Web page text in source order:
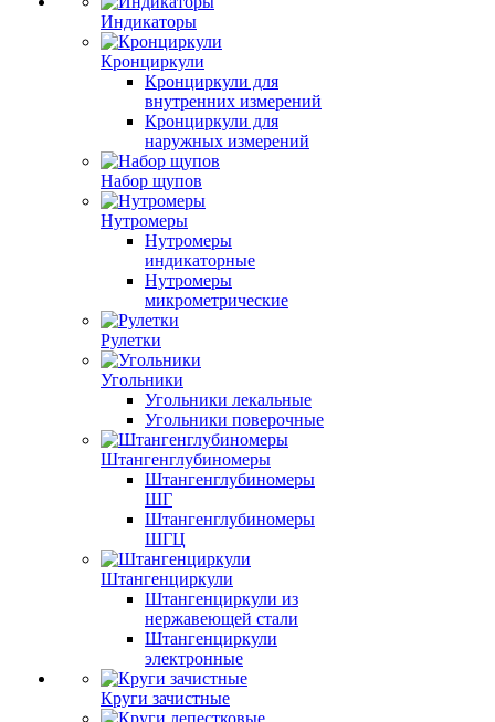
Индикаторы
Кронциркули
Кронциркули для
внутренних измерений
Кронциркули для
наружных измерений
Набор щупов
Нутромеры
Нутромеры
индикаторные
Нутромеры
микрометрические
Рулетки
Угольники
Угольники лекальные
Угольники поверочные
Штангенглубиномеры
Штангенглубиномеры
ШГ
Штангенглубиномеры
ШГЦ
Штангенциркули
Штангенциркули из
нержавеющей стали
Штангенциркули
электронные
Круги зачистные